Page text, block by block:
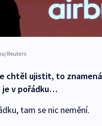
Reuters
chtěl ujistit, to
je v pořádku…
tam se nic nemění.